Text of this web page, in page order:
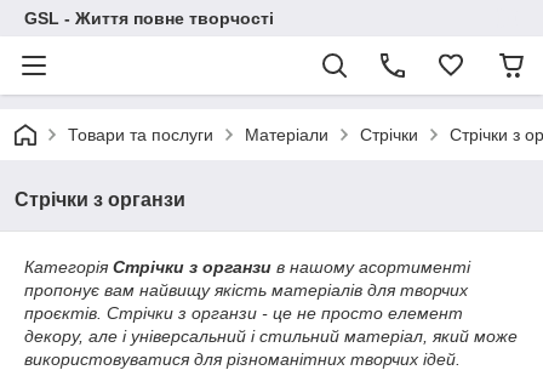
GSL - Життя повне творчості
Товари та послуги Матеріали Стрічки Стрічки з
Стрічки з органзи
Категорія Стрічки з органзи в нашому асортименті
пропонує вам найвищу якість матеріалів для творчих
проєктів. Стрічки з органзи - це не просто елемент
декору, але і універсальний і стильний матеріал, який може
використовуватися для різноманітних творчих ідей.